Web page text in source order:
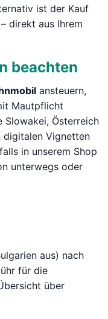
ist der Kauf
direkt aus Ihrem
beachten
ansteuern,
Mautpflicht
Slowakei, Österreich
digitalen Vignetten
in unserem Shop
unterwegs oder
aus) nach
für die
über